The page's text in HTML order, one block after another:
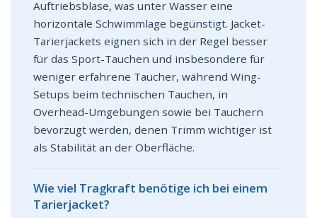
Auftriebsblase, was unter Wasser eine
horizontale Schwimmlage begünstigt. Jacket-
Tarierjackets eignen sich in der Regel besser
für das Sport-Tauchen und insbesondere für
weniger erfahrene Taucher, während Wing-
Setups beim technischen Tauchen, in
Overhead-Umgebungen sowie bei Tauchern
bevorzugt werden, denen Trimm wichtiger ist
als Stabilität an der Oberfläche.
Wie viel Tragkraft benötige ich bei einem
Tarierjacket?